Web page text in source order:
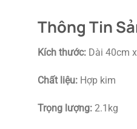
Thông Tin
Kích thước: Dài 40cm
Chất liệu: Hợp kim
Trọng lượng: 2.1kg